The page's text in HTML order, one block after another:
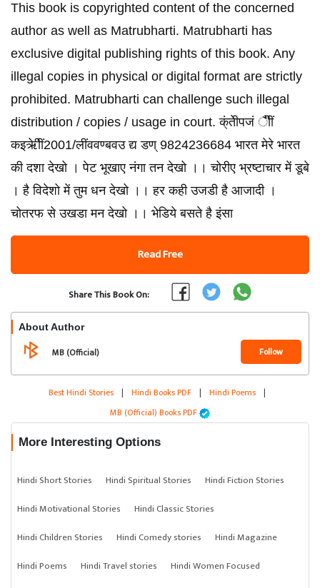
This book is copyrighted content of the concerned
author as well as Matrubharti. Matrubharti has
exclusive digital publishing rights of this book. Any
illegal copies in physical or digital format are strictly
prohibited. Matrubharti can challenge such illegal
distribution / copies / usage in court. क्ंतेीपजं ैीीं
कइऋेीीं2001/लींववण्बवउ द्य डण् 9824236684 भारत मेरे भारत
की दशा देखो । पेट भूखाए नंगा तन देखो ।। चोरीए भ्रष्टाचार में डूबे
। है विदेशो में तुम धन देखो ।। हर कही उजडी है आजादी ।
चोतरफ से उखडा मन देखो ।। भेडिये बसते है इंसा
Read Free
Share This Book On:
About Author
MB (Official) Follow
Best Hindi Stories | Hindi Books PDF | Hindi Poems |
MB (Official) Books PDF
More Interesting Options
Hindi Short Stories Hindi Spiritual Stories
Hindi Fiction Stories
Hindi Motivational Stories
Hindi Classic Stories
Hindi Children Stories
Hindi Comedy stories
Hindi Magazine
Hindi Poems
Hindi Travel stories
Hindi Women Focused